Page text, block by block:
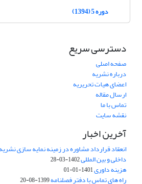
دوره 5 (1394)
دسترسی سریع
صفحه اصلی
درباره نشریه
اعضای هیات تحریریه
ارسال مقاله
تماس با ما
نقشه سایت
آخرین اخبار
انعقاد قرارداد مشاوره در زمینه نمایه سازی
داخلی و بین المللی1402-03-28
هزینه داوری1401-01-01
راه های تماس با دفتر فصلنامه1399-08-20